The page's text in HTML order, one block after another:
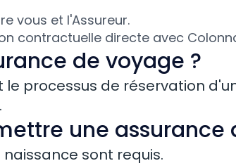
vous et l'Assureur.
contractuelle directe avec
de voyage ?
processus de réservation
une assurance
sont requis.